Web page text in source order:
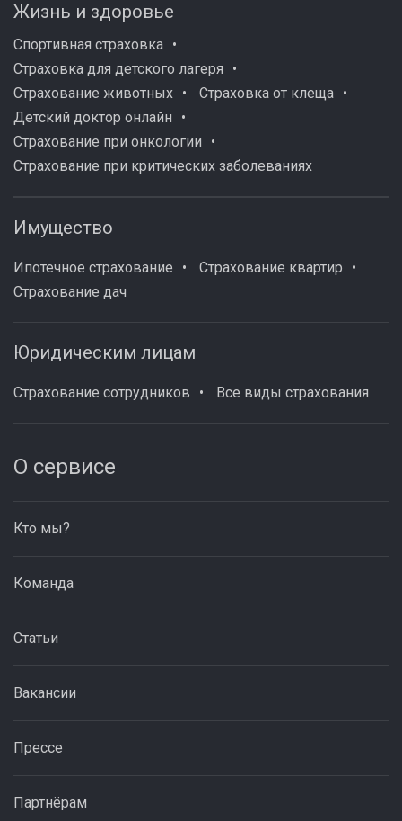
Жизнь и здоровье
Спортивная страховка
Страховка для детского лагеря
Страхование животных
Страховка от клеща
Детский доктор онлайн
Страхование при онкологии
Страхование при критических заболеваниях
Имущество
Ипотечное страхование
Страхование квартир
Страхование дач
Юридическим лицам
Страхование сотрудников Все виды страхования
О сервисе
Кто мы?
Команда
Статьи
Вакансии
Прессе
Партнёрам